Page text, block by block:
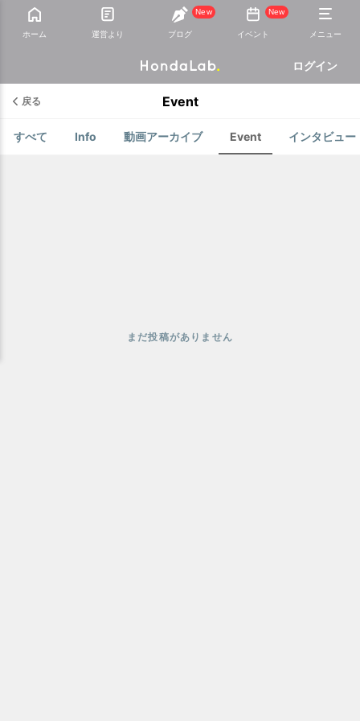
ホーム 運営より
New
ブログ
New
イベント メニュー
ログイン
戻る Event
すべて Info 動画アーカイブ Event インタビュー
まだ投稿がありません